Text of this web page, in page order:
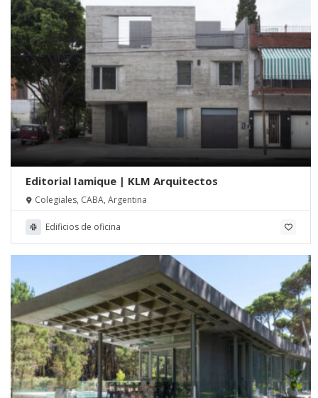
Editorial Iamique | KLM Arquitectos
Colegiales, CABA, Argentina
Edificios de oficina